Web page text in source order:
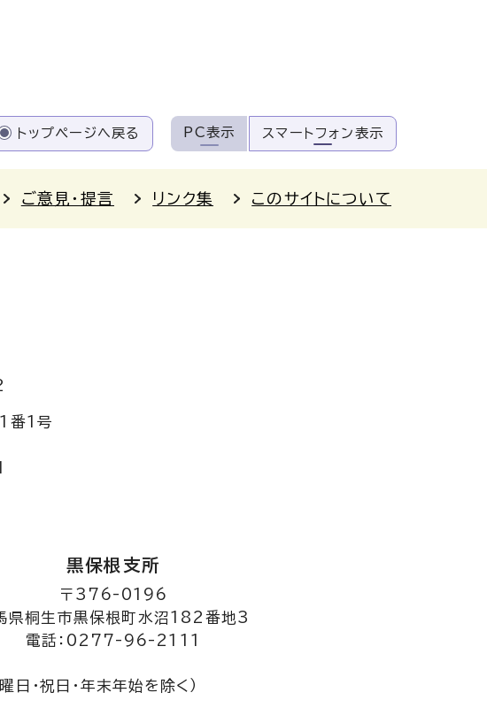
トップページへ戻る PC表示 スマートフォン表示
ご意見・提言 リンク集 このサイトについて
番1号
黒保根支所
〒376-0196
県桐生市黒保根町水沼182番地3
電話：0277-96-2111
日・祝日・年末年始を除く）